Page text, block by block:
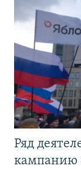
Ряд
кампанию